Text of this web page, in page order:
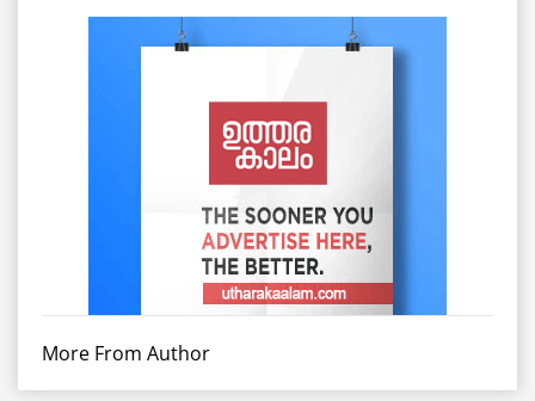
More From Author